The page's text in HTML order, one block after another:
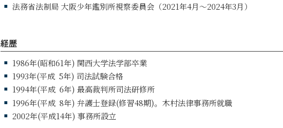
法務省法制局 大阪少年鑑別所視察委員会（2021年4月～2024年3月）
経歴
1986年(昭和61年) 関西大学法学部卒業
1993年(平成 5年) 司法試験合格
1994年(平成 6年) 最高裁判所司法研修所
1996年(平成 8年) 弁護士登録(修習48期)。木村法律事務所就職
2002年(平成14年) 事務所設立